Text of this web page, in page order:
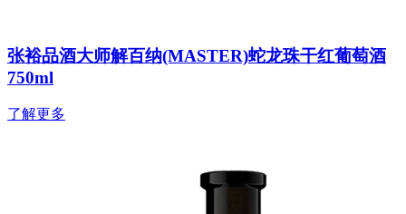
张裕品酒大师解百纳(MASTER)蛇龙珠干红葡萄酒
750ml
了解更多